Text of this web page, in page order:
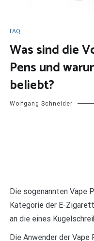
FAQ
Was sind die
Pens und
beliebt?
Wolfgang Schneider
Die sogenannten Vape
Kategorie der E-
an die eines
Die Anwender der Vape